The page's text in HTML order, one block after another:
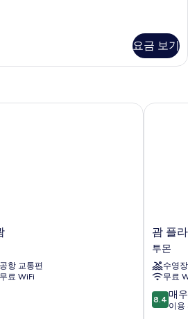
요금 보기
공항 교통편
무료 WiFi
괌
플
라
자
리
조
트
괌 플
투몬
수영장
무료
10
점
8.4 매
이용
괌 플라